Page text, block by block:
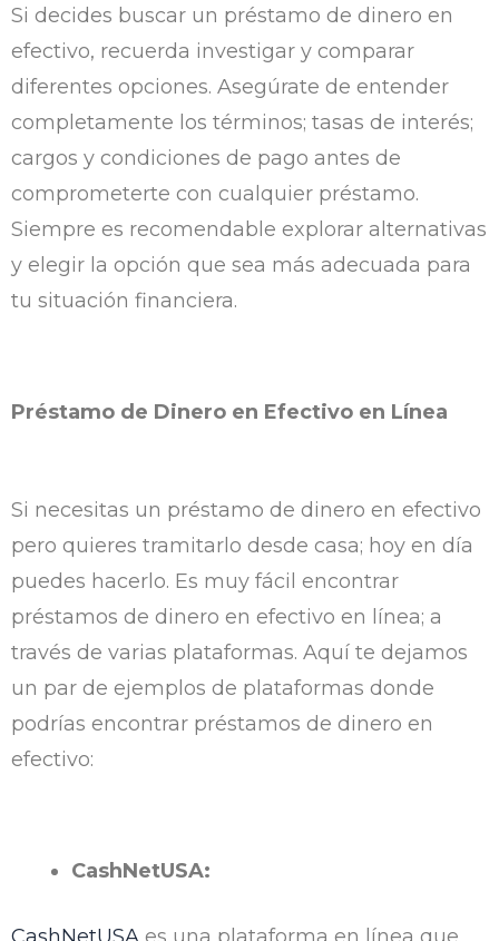
Si decides buscar un préstamo de dinero en
efectivo, recuerda investigar y comparar
diferentes opciones. Asegúrate de entender
completamente los términos; tasas de interés;
cargos y condiciones de pago antes de
comprometerte con cualquier préstamo.
Siempre es recomendable explorar alternativas
y elegir la opción que sea más adecuada para
tu situación financiera.
Préstamo de Dinero en Efectivo en Línea
Si necesitas un préstamo de dinero en efectivo
pero quieres tramitarlo desde casa; hoy en día
puedes hacerlo. Es muy fácil encontrar
préstamos de dinero en efectivo en línea; a
través de varias plataformas. Aquí te dejamos
un par de ejemplos de plataformas donde
podrías encontrar préstamos de dinero en
efectivo:
CashNetUSA: